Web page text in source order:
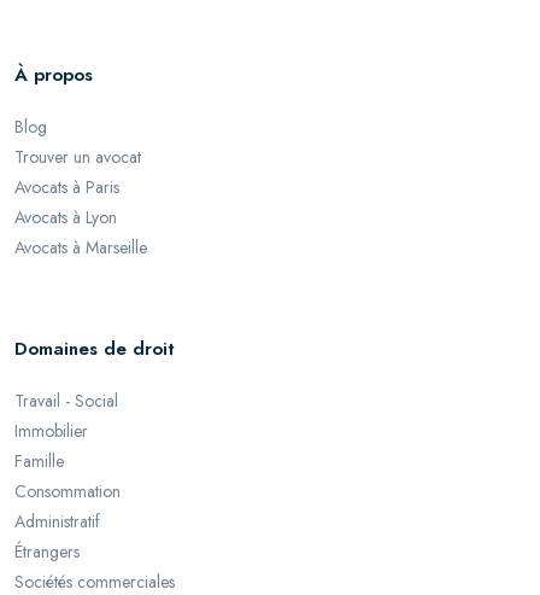
À propos
Blog
Trouver un avocat
Avocats à Paris
Avocats à Lyon
Avocats à Marseille
Domaines de droit
Travail - Social
Immobilier
Famille
Consommation
Administratif
Étrangers
Sociétés commerciales